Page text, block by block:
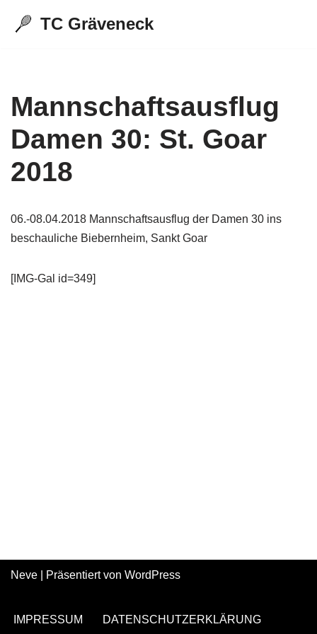
TC Gräveneck
Mannschaftsausflug
Damen 30: St. Goar
2018
06.-08.04.2018 Mannschaftsausflug der Damen 30 ins
beschauliche Biebernheim, Sankt Goar
[IMG-Gal id=349]
Neve | Präsentiert von WordPress
IMPRESSUM DATENSCHUTZERKLÄRUNG